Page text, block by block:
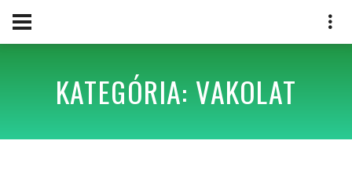
KATEGÓRIA: VAKOLAT